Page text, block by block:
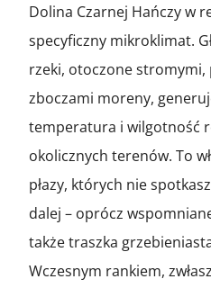
Dolina Czarnej Hańczy w
specyficzny mikroklimat.
rzeki, otoczone
zboczami moreny,
temperatura i wilgotność
okolicznych terenów. To
płazy, których nie
dalej – oprócz
także traszka
Wczesnym rankiem,